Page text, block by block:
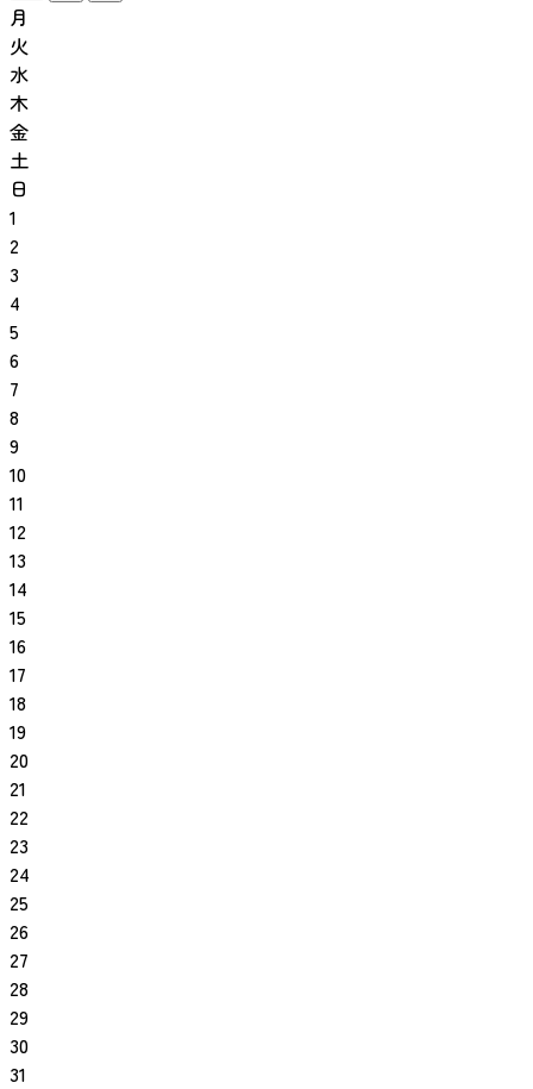
月
火
水
木
金
土
日
1
2
3
4
5
6
7
8
9
10
11
12
13
14
15
16
17
18
19
20
21
22
23
24
25
26
27
28
29
30
31